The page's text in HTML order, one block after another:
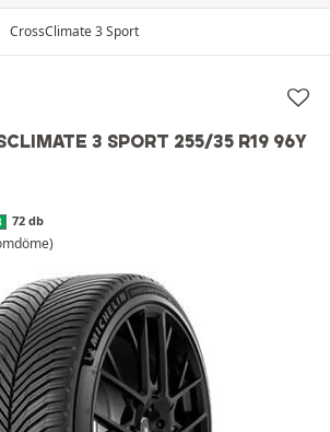
CrossClimate 3 Sport
3 SPORT 255/35 R19 96Y
72 db